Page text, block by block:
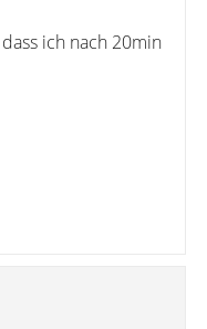
ich nach 20min